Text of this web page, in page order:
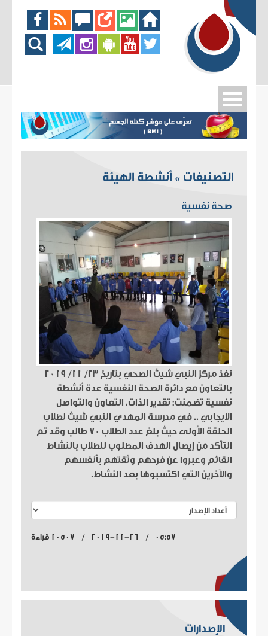
التصنيفات » أنشطة الهيئة
صحة نفسية
نفذ مركز النبي شيث الصحي بتاريخ ٢٣/ ١١/ ٢٠١٩
بالتعاون مع دائرة الصحة النفسية عدة أنشطة
نفسية تضمنت: تقدير الذات، التعاون والتواصل
الايجابي .. في مدرسة المهدي النبي شيث لطلاب
الحلقة الأولى حيث بلغ عدد الطلاب ٧٠ طالب وقد تم
التأكد من إيصال الهدف المطلوب للطلاب بالنشاط
القائم وعبروا عن فرحهم وثقتهم بأنفسهم
والآخرين التي اكتسبوها بعد النشاط.
05:57 / 2019-11-26 / 10507 قراءة
الإصدارات